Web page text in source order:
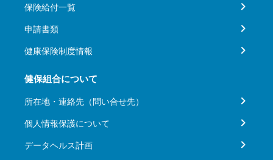
保険給付一覧
申請書類
健康保険制度情報
健保組合について
所在地・連絡先（問い合せ先）
個人情報保護について
データヘルス計画